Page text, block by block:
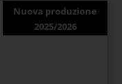
Nuova produzione
2025/2026